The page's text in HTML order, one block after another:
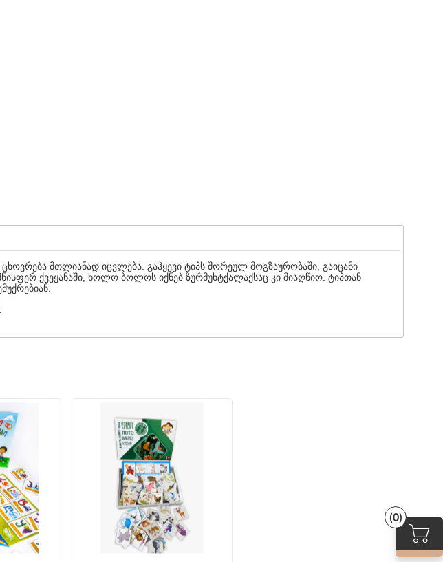
(0)
მთლიანად იცვლება. გაჰყევი ტიპს შორეულ მოგზაურობაში, გაიცანი
ქვეყანაში, ხოლო ბოლოს იქნებ ზურმუხტქალაქსაც კი მიაღწიო. ტიპთან